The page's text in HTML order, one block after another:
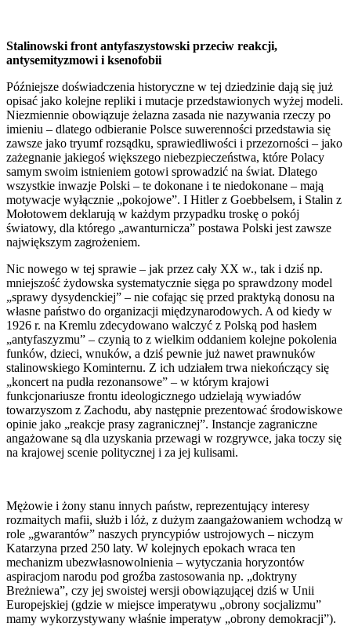
Stalinowski front antyfaszystowski przeciw reakcji,
antysemityzmowi i ksenofobii
Późniejsze doświadczenia historyczne w tej dziedzinie dają się już
opisać jako kolejne repliki i mutacje przedstawionych wyżej modeli.
Niezmiennie obowiązuje żelazna zasada nie nazywania rzeczy po
imieniu – dlatego odbieranie Polsce suwerenności przedstawia się
zawsze jako tryumf rozsądku, sprawiedliwości i przezorności – jako
zażegnanie jakiegoś większego niebezpieczeństwa, które Polacy
samym swoim istnieniem gotowi sprowadzić na świat. Dlatego
wszystkie inwazje Polski – te dokonane i te niedokonane – mają
motywacje wyłącznie „pokojowe”. I Hitler z Goebbelsem, i Stalin z
Mołotowem deklarują w każdym przypadku troskę o pokój
światowy, dla którego „awanturnicza” postawa Polski jest zawsze
największym zagrożeniem.
Nic nowego w tej sprawie – jak przez cały XX w., tak i dziś np.
mniejszość żydowska systematycznie sięga po sprawdzony model
„sprawy dysydenckiej” – nie cofając się przed praktyką donosu na
własne państwo do organizacji międzynarodowych. A od kiedy w
1926 r. na Kremlu zdecydowano walczyć z Polską pod hasłem
„antyfaszyzmu” – czynią to z wielkim oddaniem kolejne pokolenia
funków, dzieci, wnuków, a dziś pewnie już nawet prawnuków
stalinowskiego Kominternu. Z ich udziałem trwa niekończący się
„koncert na pudła rezonansowe” – w którym krajowi
funkcjonariusze frontu ideologicznego udzielają wywiadów
towarzyszom z Zachodu, aby następnie prezentować środowiskowe
opinie jako „reakcje prasy zagranicznej”. Instancje zagraniczne
angażowane są dla uzyskania przewagi w rozgrywce, jaka toczy się
na krajowej scenie politycznej i za jej kulisami.
Mężowie i żony stanu innych państw, reprezentujący interesy
rozmaitych mafii, służb i lóż, z dużym zaangażowaniem wchodzą w
role „gwarantów” naszych pryncypiów ustrojowych – niczym
Katarzyna przed 250 laty. W kolejnych epokach wraca ten
mechanizm ubezwłasnowolnienia – wytyczania horyzontów
aspiracjom narodu pod groźba zastosowania np. „doktryny
Breżniewa”, czy jej swoistej wersji obowiązującej dziś w Unii
Europejskiej (gdzie w miejsce imperatywu „obrony socjalizmu”
mamy wykorzystywany właśnie imperatyw „obrony demokracji”).